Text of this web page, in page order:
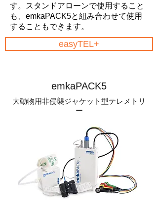
す。スタンドアローンで使用すること
も、emkaPACK5と組み合わせて使用
することもできます。
easyTEL+
emkaPACK5
大動物用非侵襲ジャケット型テレメトリ
ー